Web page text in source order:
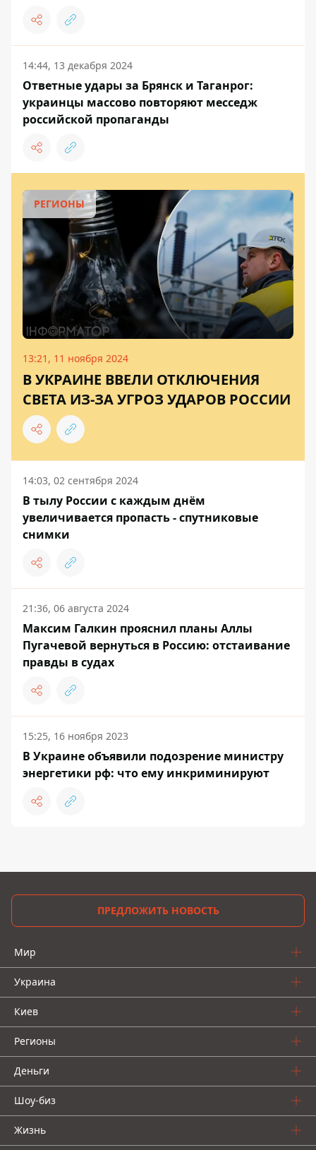
14:44, 13 декабря 2024
Ответные удары за Брянск и Таганрог:
украинцы массово повторяют месседж
российской пропаганды
РЕГИОНЫ
13:21, 11 ноября 2024
В УКРАИНЕ ВВЕЛИ ОТКЛЮЧЕНИЯ
СВЕТА ИЗ-ЗА УГРОЗ УДАРОВ РОССИИ
14:03, 02 сентября 2024
В тылу России с каждым днём
увеличивается пропасть - спутниковые
снимки
21:36, 06 августа 2024
Максим Галкин прояснил планы Аллы
Пугачевой вернуться в Россию: отстаивание
правды в судах
15:25, 16 ноября 2023
В Украине объявили подозрение министру
энергетики рф: что ему инкриминируют
ПРЕДЛОЖИТЬ НОВОСТЬ
Мир
Украина
Киев
Регионы
Деньги
Шоу-биз
Жизнь